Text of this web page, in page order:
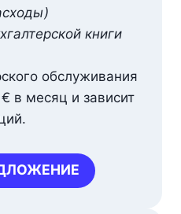
книги
обслуживания
в месяц и зависит